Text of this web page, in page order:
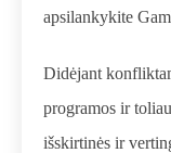
apsilankykite
Didėjant
programos ir
išskirtinės ir